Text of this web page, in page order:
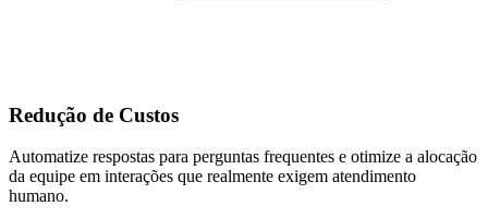
Redução de Custos
Automatize respostas para perguntas frequentes e otimize a alocação
da equipe em interações que realmente exigem atendimento
humano.